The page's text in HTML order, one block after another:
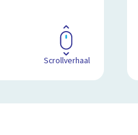
Scrollverhaal